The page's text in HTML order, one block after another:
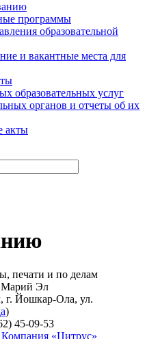
программы
образовательной
и вакантные места для
образовательных услуг
органов и отчеты об их
акты
печати и по делам
Марий Эл
г. Йошкар-Ола, ул.
)
45-09-53
Компания «Цитрус»